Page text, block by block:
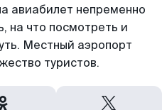
авиабилет непременно
на что посмотреть и
Местный аэропорт
туристов.